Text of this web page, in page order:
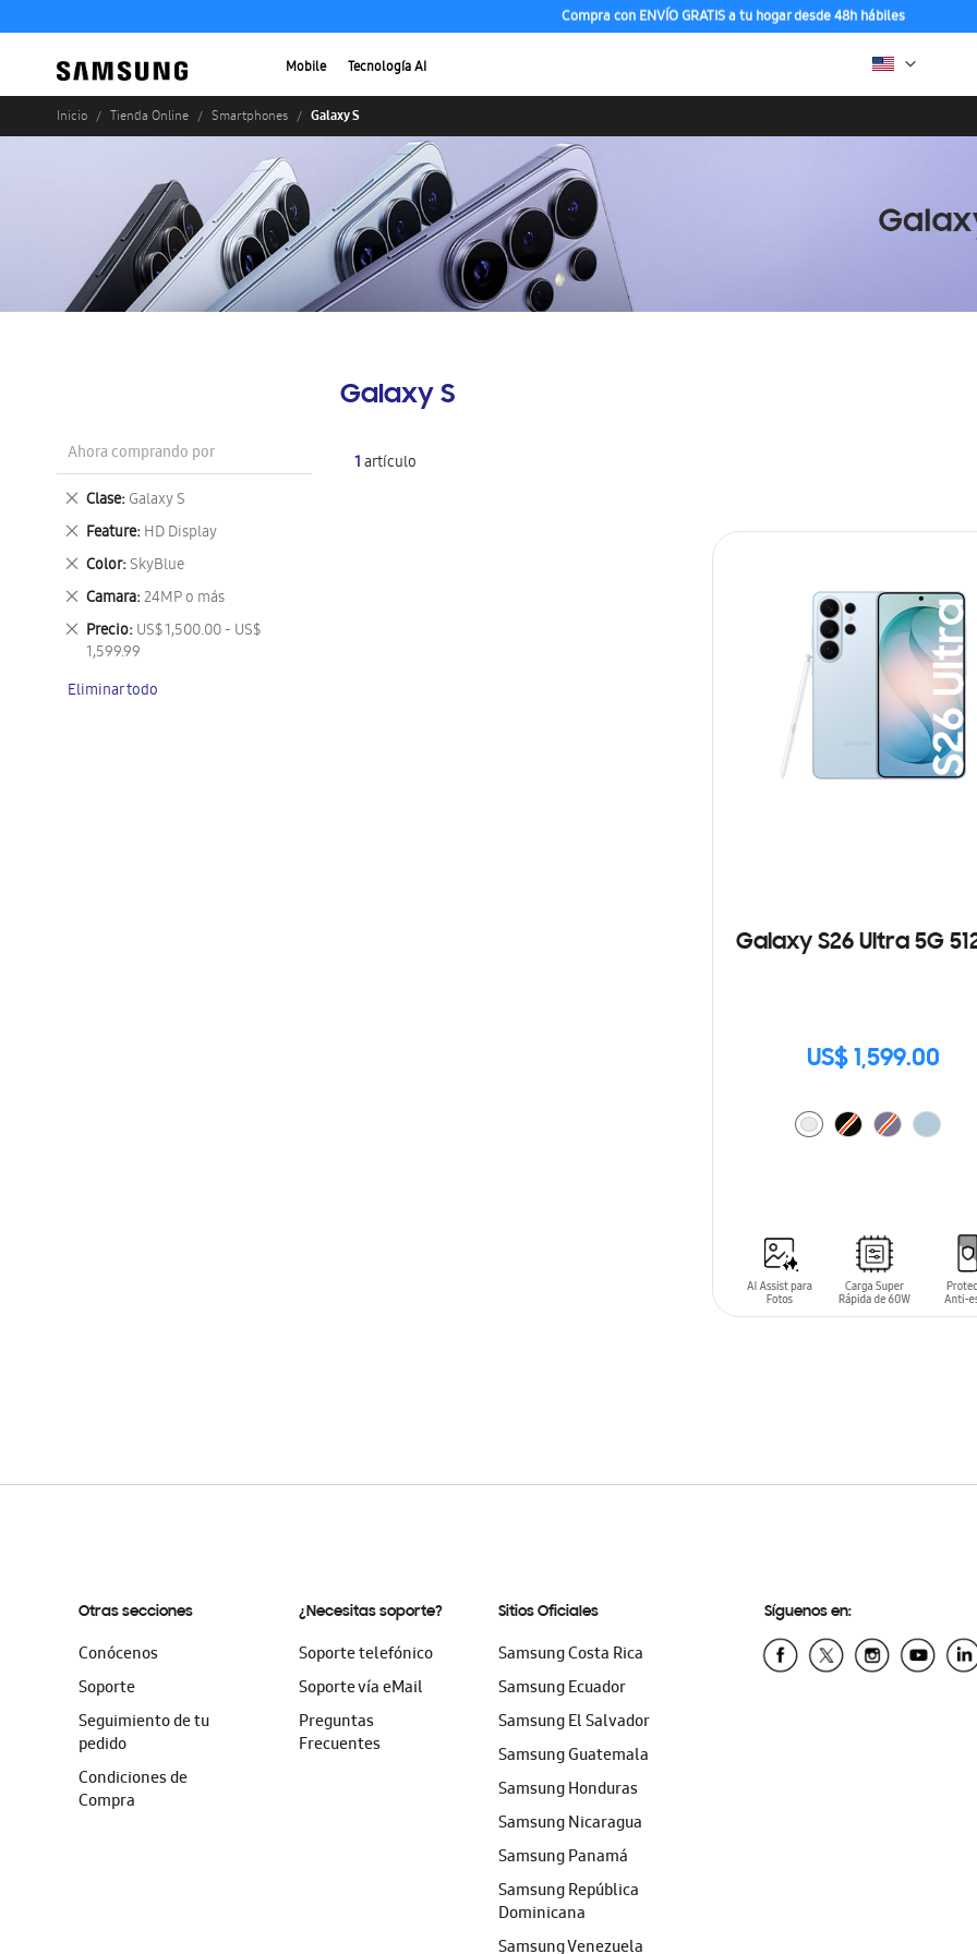
Compra con ENVÍO GRATIS a tu hogar desde 48h hábiles
Mobile Tecnología AI
Inicio Tienda Online Smartphones Galaxy S
Galaxy S
1artículo
Galaxy S26 Ultra 5G
US$ 1,599.00
Ahora comprando por
Clase Galaxy S
Eliminar
este
artículo
Feature HD Display
Eliminar
este
artículo
Color SkyBlue
Eliminar
este
artículo
Camara 24MP o más
Eliminar
este
artículo
Precio US$ 1,500.00 - US$
1,599.99
Eliminar
este
Eliminar todo
Otras secciones
Conócenos
Soporte
Seguimiento de tu
pedido
Condiciones de
Compra
¿Necesitas soporte?
Soporte telefónico
Soporte vía eMail
Preguntas
Frecuentes
Sitios Oficiales
Samsung Costa Rica
Samsung Ecuador
Samsung El Salvador
Samsung Guatemala
Samsung Honduras
Samsung Nicaragua
Samsung Panamá
Samsung República
Dominicana
Samsung Venezuela
Síguenos en: